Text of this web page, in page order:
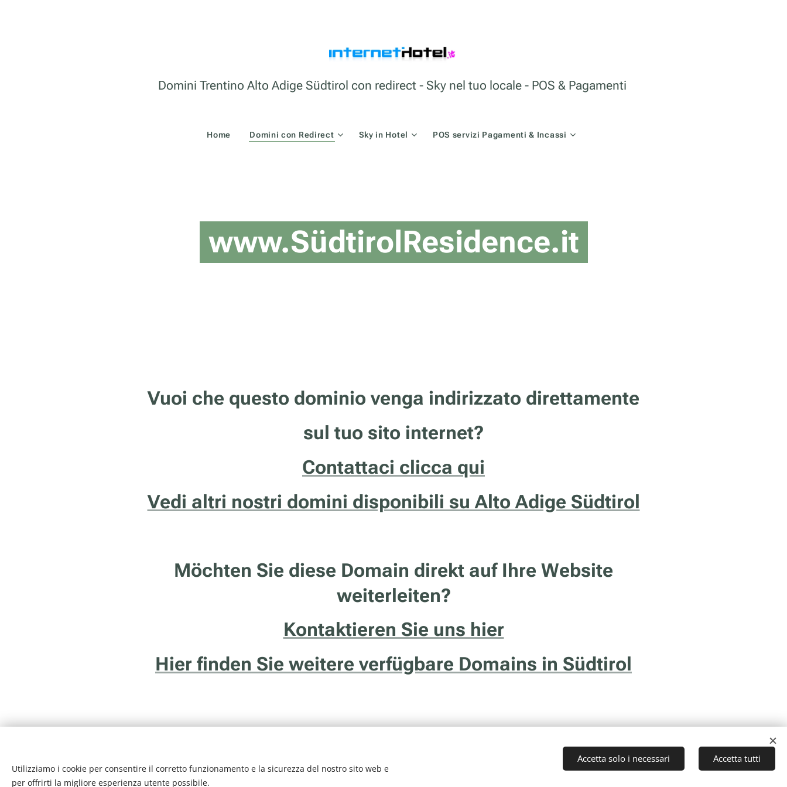
Domini Trentino Alto Adige Südtirol con redirect - Sky nel tuo locale - POS & Pagamenti
Home Domini con Redirect Sky in Hotel POS servizi Pagamenti & Incassi
www.SüdtirolResidence.it
Vuoi che questo dominio venga indirizzato direttamente
sul tuo sito internet?
Contattaci clicca qui
Vedi altri nostri domini disponibili su Alto Adige Südtirol
Möchten Sie diese Domain direkt auf Ihre Website
weiterleiten?
Kontaktieren Sie uns hier
Hier finden Sie weitere verfügbare Domains in Südtirol
Utilizziamo i cookie per consentire il corretto funzionamento e la sicurezza del nostro sito web e
per offrirti la migliore esperienza utente possibile.
Accetta solo i necessari Accetta tutti